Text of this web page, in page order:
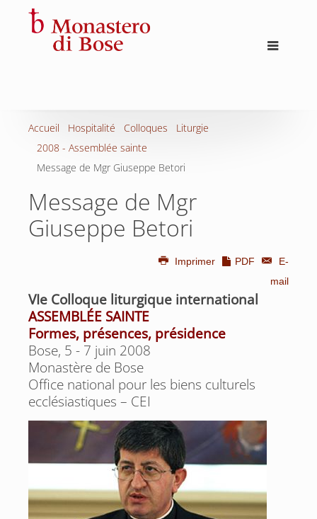
Accueil Hospitalité Colloques
Liturgie
2008 - Assemblée sainte
Message de Mgr Giuseppe Betori
Message de Mgr
Giuseppe Betori
Imprimer PDF
E-
mail
VIe Colloque liturgique international
ASSEMBLÉE SAINTE
Formes, présences, présidence
Bose, 5 - 7 juin 2008
Monastère de Bose
Office national pour les biens culturels
ecclésiastiques – CEI